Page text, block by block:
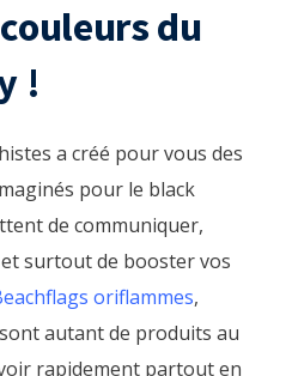
du
!
a créé pour vous des
pour le black
de communiquer,
surtout de booster vos
oriflammes,
sont autant de produits au
rapidement partout en